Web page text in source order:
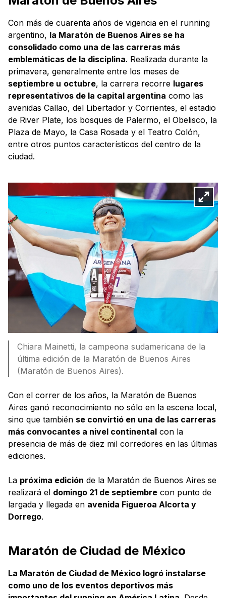
Con más de cuarenta años de vigencia en el running
argentino, la Maratón de Buenos Aires se ha
consolidado como una de las carreras más
emblemáticas de la disciplina. Realizada durante la
primavera, generalmente entre los meses de
septiembre u octubre, la carrera recorre lugares
representativos de la capital argentina como las
avenidas Callao, del Libertador y Corrientes, el estadio
de River Plate, los bosques de Palermo, el Obelisco, la
Plaza de Mayo, la Casa Rosada y el Teatro Colón,
entre otros puntos característicos del centro de la
ciudad.
Chiara Mainetti, la campeona sudamericana de la
última edición de la Maratón de Buenos Aires
(Maratón de Buenos Aires).
Con el correr de los años, la Maratón de Buenos
Aires ganó reconocimiento no sólo en la escena local,
sino que también se convirtió en una de las carreras
más convocantes a nivel continental con la
presencia de más de diez mil corredores en las últimas
ediciones.
La próxima edición de la Maratón de Buenos Aires se
realizará el domingo 21 de septiembre con punto de
largada y llegada en avenida Figueroa Alcorta y
Dorrego.
Maratón de Ciudad de México
La Maratón de Ciudad de México logró instalarse
como uno de los eventos deportivos más